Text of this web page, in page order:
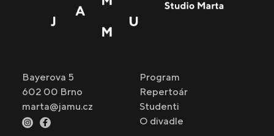
Bayerova 5
602 00 Brno
marta@jamu.cz
Program
Repertoár
Studenti
O divadle